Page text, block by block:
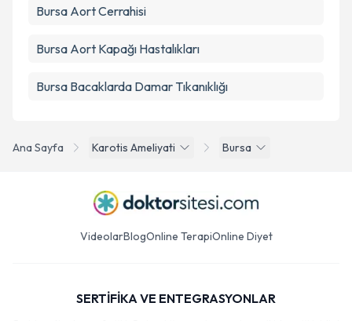
Ana Sayfa Karotis Ameliyati Bursa
Bursa Aort Cerrahisi
Bursa Aort Kapağı Hastalıkları
Bursa Bacaklarda Damar Tıkanıklığı
VideolarBlogOnline TerapiOnline Diyet
SERTİFİKA VE ENTEGRASYONLAR